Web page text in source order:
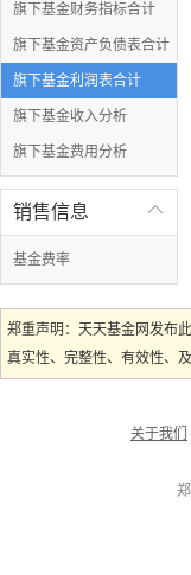
旗下基金财务指标合计
旗下基金资产负债表合计
旗下基金利润表合计
旗下基金收入分析
旗下基金费用分析

销售信息
基金费率
郑重声明：天天基金网发布
真实性、完整性、有效性、
关于我们